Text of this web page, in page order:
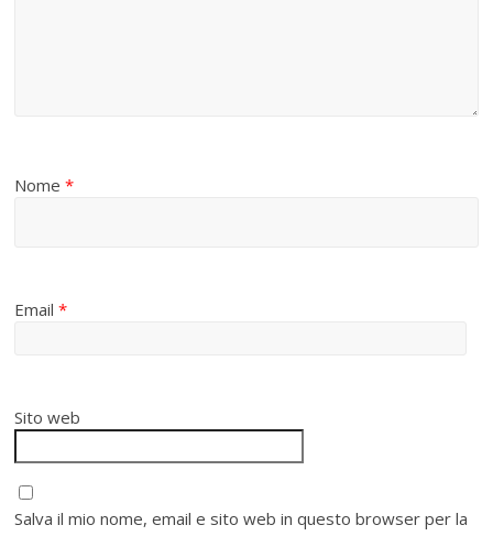
Nome*
Email*
Sito web
Salva il mio nome, email e sito web in questo browser per la